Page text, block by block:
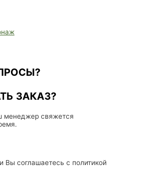
ЗАКАЗ?
менеджер свяжется
Вы соглашаетесь с политикой